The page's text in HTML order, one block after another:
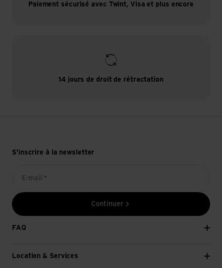
Paiement sécurisé avec Twint, Visa et plus encore
14 jours de droit de rétractation
S'inscrire à la newsletter
E-mail *
Continuer
FAQ
Location & Services